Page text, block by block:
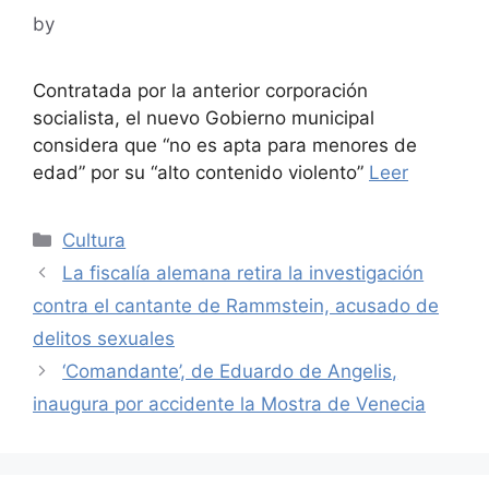
by
Contratada por la anterior corporación
socialista, el nuevo Gobierno municipal
considera que “no es apta para menores de
edad” por su “alto contenido violento” Leer
Categories
Cultura
La fiscalía alemana retira la investigación
contra el cantante de Rammstein, acusado de
delitos sexuales
‘Comandante’, de Eduardo de Angelis,
inaugura por accidente la Mostra de Venecia